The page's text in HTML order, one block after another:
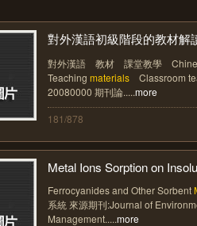
對外漢語初級階段的教材解
對外漢語 教材 課堂教學
Teaching materials Classroom
20080000 期刊論.....more
181/878
Metal Ions Sorption on
Ferrocyanides and Other Sorbent
系統 來源期刊:Journal of
Management.....more